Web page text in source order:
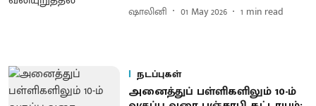
ஷாலினி 01 May 2026 1 min read
நடப்புகள்
அனைத்துப் பள்ளிகளிலும் 10-ம்